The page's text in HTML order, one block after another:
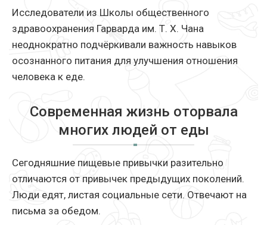
Исследователи из Школы общественного
здравоохранения Гарварда им. Т. Х. Чана
неоднократно подчёркивали важность навыков
осознанного питания для улучшения отношения
человека к еде.
Современная жизнь оторвала
многих людей от еды
Сегодняшние пищевые привычки разительно
отличаются от привычек предыдущих поколений.
Люди едят, листая социальные сети. Отвечают на
письма за обедом.